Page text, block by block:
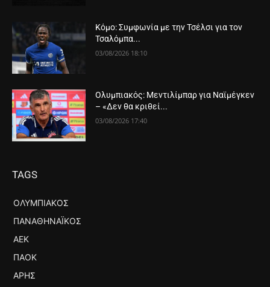
Κόμο: Συμφωνία με την Τσέλσι για τον
Τσαλόμπα...
03/08/2026 18:10
Ολυμπιακός: Μεντιλίμπαρ για Ναϊμέγκεν
– «Δεν θα κριθεί...
03/08/2026 17:40
TAGS
ΟΛΥΜΠΙΑΚΌΣ
ΠΑΝΑΘΗΝΑΪΚΌΣ
ΑΕΚ
ΠΑΟΚ
ΆΡΗΣ